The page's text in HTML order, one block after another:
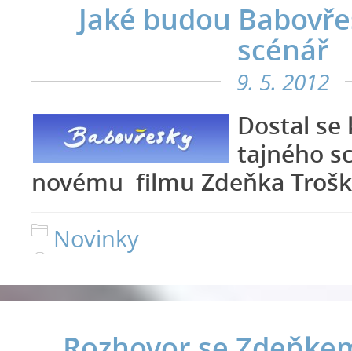
Jaké budou
scénář
9. 5. 2012
Dostal se
tajného
novému filmu Zdeňka
Novinky